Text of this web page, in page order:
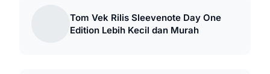
Tom Vek Rilis Sleevenote Day One
Edition Lebih Kecil dan Murah